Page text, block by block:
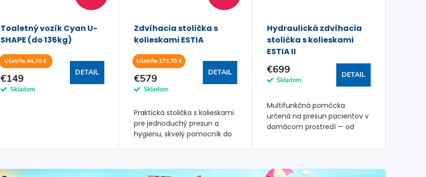
Toaletný vozík Cyan U-
SHAPE (do 136kg)
Ušetríte 44,70 €
€149
Skladom
DETAIL
Zdvíhacia stolička s
kolieskami ESTIA
Ušetríte 173,70 €
€579
Skladom
DETAIL
Praktická stolička s kolieskami
pre jednoduchý presun a
hygienu, skvelý pomocník do
Hydraulická zdvíhacia
stolička s kolieskami
ESTIA II
€699
Skladom
DETAIL
Multifunkčná pomôcka
určená na presun pacientov v
domácom prostredí — od
Vďaka zabudovanému vedru
Hydraulická pumpa...